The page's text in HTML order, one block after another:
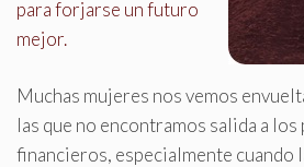
para forjarse un futuro
mejor.
Muchas mujeres nos vemos
las que no encontramos salida a
financieros, especialmente cuando